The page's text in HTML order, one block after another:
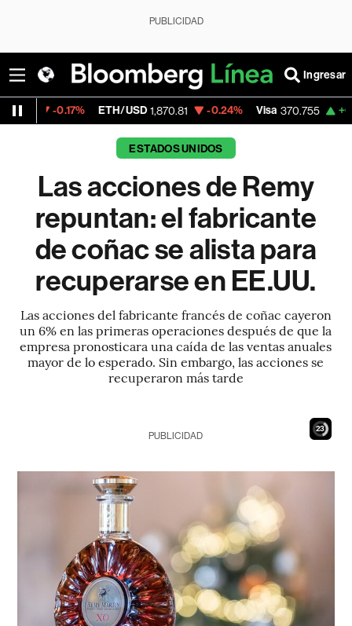
PUBLICIDAD
Ingresar
ETH/USD 1,870.81 -0.24% Visa 370.755 +0.32%
ESTADOS UNIDOS
Las acciones de Remy
repuntan: el fabricante
de coñac se alista para
recuperarse en EE.UU.
Las acciones del fabricante francés de coñac cayeron
un 6% en las primeras operaciones después de que la
empresa pronosticara una caída de las ventas anuales
mayor de lo esperado. Sin embargo, las acciones se
recuperaron más tarde
21
PUBLICIDAD